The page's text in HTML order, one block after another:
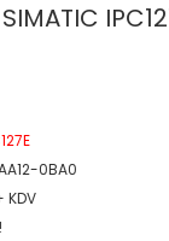
0BA0
KDV